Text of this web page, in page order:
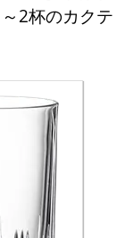
2杯のカクテ